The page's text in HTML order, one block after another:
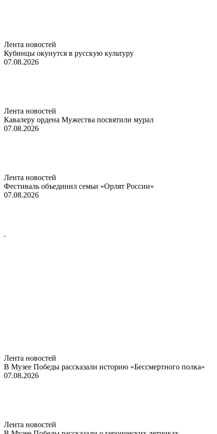
Лента новостей
Кубинцы окунутся в русскую культуру
07.08.2026
Лента новостей
Кавалеру ордена Мужества посвятили мурал
07.08.2026
Лента новостей
Фестиваль объединил семьи «Орлят России»
07.08.2026
Лента новостей
В Музее Победы рассказали историю «Бессмертного полка»
07.08.2026
Лента новостей